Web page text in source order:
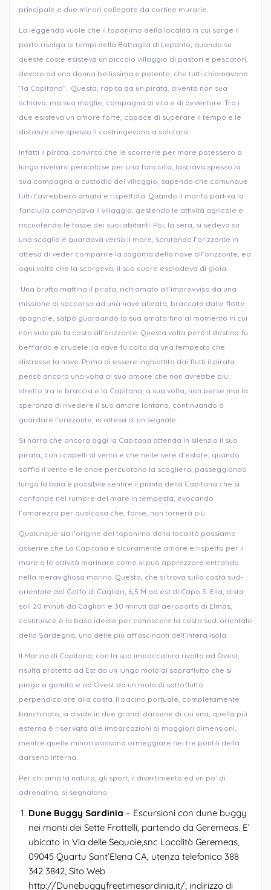
principale e due minori collegate da cortine murarie.
La leggenda vuole che il toponimo della località in cui sorge il
porto risalga ai tempi della Battaglia di Lepanto, quando su
queste coste esisteva un piccolo villaggio di pastori e pescatori,
devoto ad una donna bellissima e potente, che tutti chiamavano
“la Capitana”. Questa, rapita da un pirata, diventò non sua
schiava, ma sua moglie, compagna di vita e di avventure. Tra i
due esisteva un amore forte, capace di superare il tempo e le
distanze che spesso li costringevano a salutarsi.
Infatti il pirata, convinto che le scorrerie per mare potessero a
lungo rivelarsi pericolose per una fanciulla, lasciava spesso la
sua compagna a custodia del villaggio, sapendo che comunque
tutti l’avrebbero amata e rispettata. Quando il marito partiva la
fanciulla comandava il villaggio, gestendo le attività agricole e
riscuotendo le tasse dei suoi abitanti. Poi, la sera, si sedeva su
uno scoglio e guardava verso il mare, scrutando l’orizzonte in
attesa di veder comparire la sagoma della nave all’orizzonte; ed
ogni volta che la scorgeva, il suo cuore esplodeva di gioia.
Una brutta mattina il pirata, richiamato all’improvviso da una
missione di soccorso ad una nave alleata, braccata dalle flotte
spagnole, salpò guardando la sua amata fino al momento in cui
non vide più la costa all’orizzonte. Questa volta però il destino fu
beffardo e crudele: la nave fu colta da una tempesta che
distrusse la nave. Prima di essere inghiottito dai flutti il pirata
pensò ancora una volta al suo amore che non avrebbe più
stretto tra le braccia e la Capitana, a sua volta, non perse mai la
speranza di rivedere il suo amore lontano, continuando a
guardare l’orizzonte, in attesa di un segnale.
Si narra che ancora oggi la Capitana attenda in silenzio il suo
pirata, con i capelli al vento e che nelle sere d’estate, quando
soffia il vento e le onde percuotono la scogliera, passeggiando
lungo la baia è possibile sentire il pianto della Capitana che si
confonde nel rumore del mare in tempesta, evocando
l’amarezza per qualcosa che, forse, non tornerà più.
Qualunque sia l’origine del toponimo della località possiamo
asserire che La Capitana è sicuramente amore e rispetto per il
mare e le attività marinare come si può apprezzare entrando
nella meravigliosa marina. Questa, che si trova sulla costa sud-
orientale del Golfo di Cagliari, 6,5 M ad est di Capo S. Elia, dista
soli 20 minuti da Cagliari e 30 minuti dal aeroporto di Elmas,
costituisce è la base ideale per conoscere la costa sud-orientale
della Sardegna, una delle più affascinanti dell’intera isola.
Il Marina di Capitana, con la sua imboccatura rivolta ad Ovest,
risulta protetto ad Est da un lungo molo di sopraflutto che si
piega a gomito e ad Ovest da un molo di sottoflutto
perpendicolare alla costa. Il bacino portuale, completamente
banchinato, si divide in due grandi darsene di cui una, quella più
esterna è riservata alle imbarcazioni di maggiori dimensioni,
mentre quelle minori possono ormeggiare nei tre pontili della
darsena interna.
Per chi ama la natura, gli sport, il divertimento ed un po’ di
adrenalina, si segnalano:
Dune Buggy Sardinia – Escursioni con dune buggy
nei monti dei Sette Frattelli, partendo da Geremeas. E’
ubicato in Via delle Sequoie,snc Località Geremeas,
09045 Quartu Sant’Elena CA, utenza telefonica 388
342 3842, Sito Web
http://Dunebuggyfreetimesardinia.it/; indirizzo di